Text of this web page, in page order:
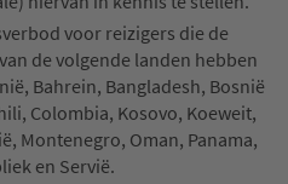
voor reizigers die de
de volgende landen hebben
Bahrein, Bangladesh, Bosnië
Colombia, Kosovo, Koeweit,
Montenegro, Oman, Panama,
en Servië.